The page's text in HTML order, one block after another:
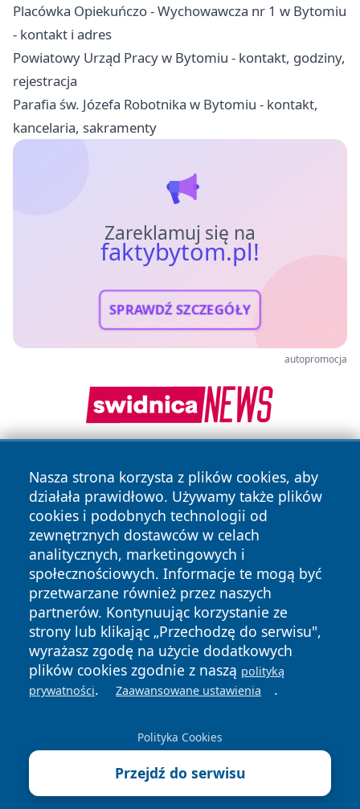
Placówka Opiekuńczo - Wychowawcza nr 1 w Bytomiu
- kontakt i adres
Powiatowy Urząd Pracy w Bytomiu - kontakt, godziny,
rejestracja
Parafia św. Józefa Robotnika w Bytomiu - kontakt,
kancelaria, sakramenty
Zareklamuj się na
faktybytom.pl!
SPRAWDŹ SZCZEGÓŁY
autopromocja
Nasza strona korzysta z plików cookies, aby
działała prawidłowo. Używamy także plików
cookies i podobnych technologii od
zewnętrznych dostawców w celach
analitycznych, marketingowych i
społecznościowych. Informacje te mogą być
przetwarzane również przez naszych
partnerów. Kontynuując korzystanie ze
strony lub klikając „Przechodzę do serwisu",
wyrażasz zgodę na użycie dodatkowych
plików cookies zgodnie z naszą polityką
prywatności. Zaawansowane ustawienia .
Polityka Cookies
Przejdź do serwisu
Copyright © 2026 faktybytom.pl Wszystkie prawa zastrzeżone.
News Autorzy
Polityka
Prywatności
Polityka
Cookies